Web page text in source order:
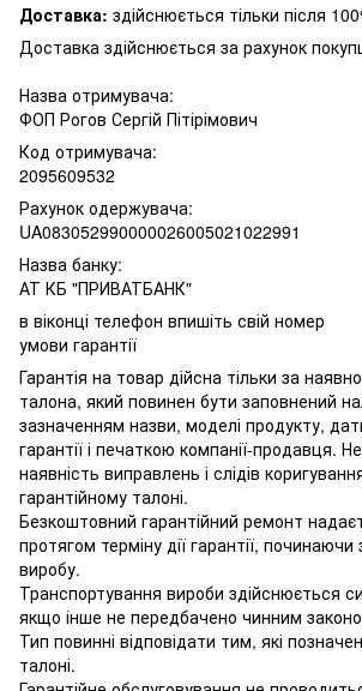
Доставка: здійснюється тільки після
Доставка здійснюється за рахунок
Назва отримувача:
ФОП Рогов Сергій Пітірімович
Код отримувача:
2095609532
Рахунок одержувача:
UA083052990000026005021022991
Назва банку:
АТ КБ "ПРИВАТБАНК"
в віконці телефон впишіть свій номер
умови гарантії
Гарантія на товар дійсна тільки за
талона, який повинен бути заповнений
зазначенням назви, моделі продукту,
гарантії і печаткою компанії-продавця.
наявність виправлень і слідів
гарантійному талоні.
Безкоштовний гарантійний ремонт
протягом терміну дії гарантії,
виробу.
Транспортування вироби здійснюється
якщо інше не передбачено чинним
Тип повинні відповідати тим, які
талоні.